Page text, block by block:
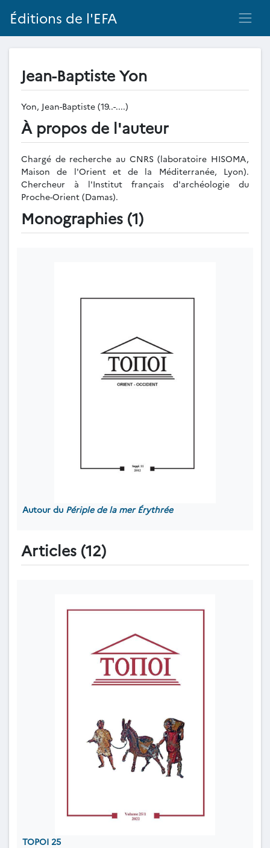
Éditions de l'EFA
Jean-Baptiste Yon
Yon, Jean-Baptiste (19..-....)
À propos de l'auteur
Chargé de recherche au CNRS (laboratoire HISOMA,
Maison de l'Orient et de la Méditerranée, Lyon).
Chercheur à l'Institut français d'archéologie du
Proche-Orient (Damas).
Monographies (1)
Autour du Périple de la mer Érythrée
Articles (12)
TOPOI 25